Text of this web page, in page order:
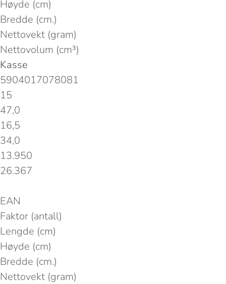
Høyde (cm)
Bredde (cm.)
Nettovekt (gram)
Nettovolum (cm³)
Kasse
5904017078081
15
47,0
16,5
34,0
13.950
26.367
EAN
Faktor (antall)
Lengde (cm)
Høyde (cm)
Bredde (cm.)
Nettovekt (gram)